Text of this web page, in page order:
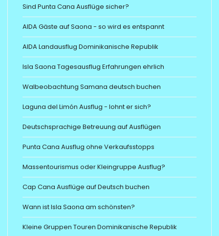
Sind Punta Cana Ausflüge sicher?
AIDA Gäste auf Saona - so wird es entspannt
AIDA Landausflug Dominikanische Republik
Isla Saona Tagesausflug Erfahrungen ehrlich
Walbeobachtung Samana deutsch buchen
Laguna del Limón Ausflug - lohnt er sich?
Deutschsprachige Betreuung auf Ausflügen
Punta Cana Ausflug ohne Verkaufsstopps
Massentourismus oder Kleingruppe Ausflug?
Cap Cana Ausflüge auf Deutsch buchen
Wann ist Isla Saona am schönsten?
Kleine Gruppen Touren Dominikanische Republik